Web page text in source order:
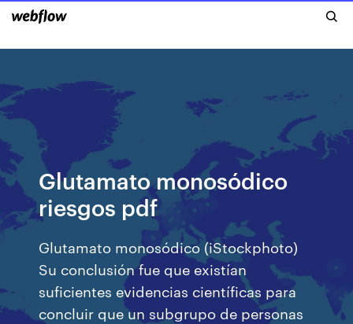
Glutamato monosódico
riesgos pdf
Glutamato monosódico (iStockphoto)
Su conclusión fue que existían
suficientes evidencias científicas para
concluir que un subgrupo de personas